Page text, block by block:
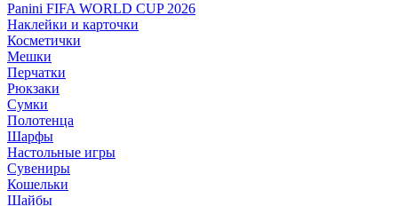
Panini FIFA WORLD CUP 2026
Наклейки и карточки
Косметички
Мешки
Перчатки
Рюкзаки
Сумки
Полотенца
Шарфы
Настольные игры
Сувениры
Кошельки
Шайбы